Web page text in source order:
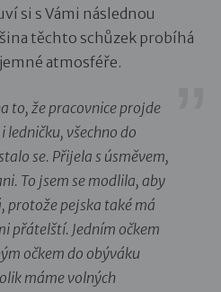
si s Vámi následnou
těchto schůzek probíhá
atmosféře.
to, že pracovnice projde
ledničku, všechno do
se. Přijela s úsměvem,
To jsem se modlila, aby
protože pejska také má
přátelští. Jedním očkem
očkem do obýváku
máme volných